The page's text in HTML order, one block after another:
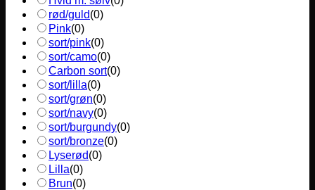
rød/guld(0)
Pink(0)
sort/pink(0)
sort/camo(0)
Carbon sort(0)
sort/lilla(0)
sort/grøn(0)
sort/navy(0)
sort/burgundy(0)
sort/bronze(0)
Lyserød(0)
Lilla(0)
Brun(0)